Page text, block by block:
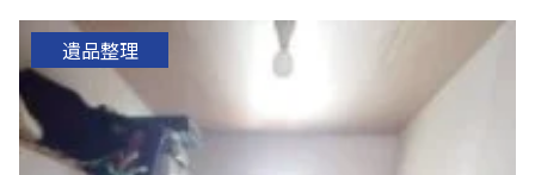
遺品整理